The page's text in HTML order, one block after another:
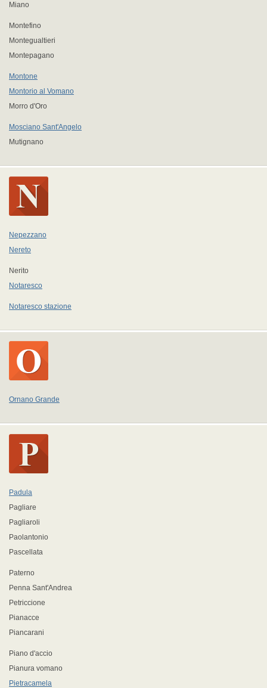
Miano
Montefino
Montegualtieri
Montepagano
Montone
Montorio al Vomano
Morro d'Oro
Mosciano Sant'Angelo
Mutignano
Nepezzano
Nereto
Nerito
Notaresco
Notaresco stazione
Ornano Grande
Padula
Pagliare
Pagliaroli
Paolantonio
Pascellata
Paterno
Penna Sant'Andrea
Petriccione
Pianacce
Piancarani
Piano d'accio
Pianura vomano
Pietracamela